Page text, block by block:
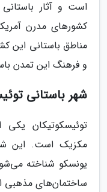
است و آثار
کشورهای مدرن
مناطق باستانی این
و فرهنگ این تمدن
شهر باستانی
توئیسکوتیکان یکی
مکزیک است. این
یونسکو شناخته
ساختمان‌های مذهبی